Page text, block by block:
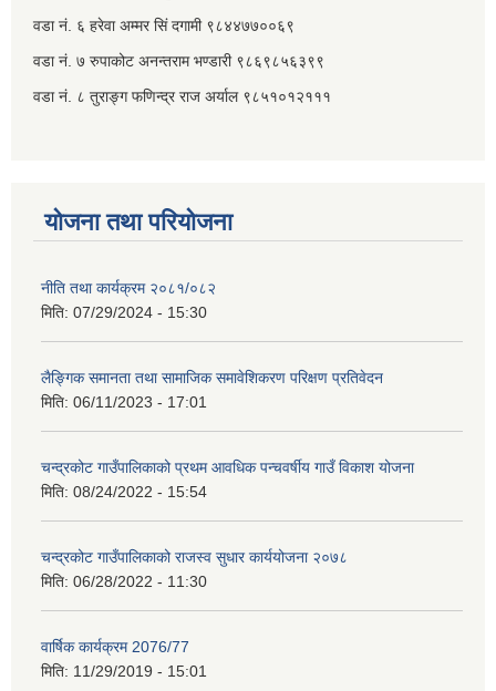
वडा नं. ६ हरेवा अम्मर सिं दगामी​ ९८४४७७००६९
वडा नं. ७ ‌‍रुपाकोट अनन्तराम भण्डारी ९८६९८५६३९९
वडा नं. ८ तुराङ्ग फणिन्द्र राज अर्याल ९८५१०१२१११
योजना तथा परियोजना
नीति तथा कार्यक्रम २०८१/०८२
मिति: 07/29/2024 - 15:30
लैङ्गिक समानता तथा सामाजिक समावेशिकरण परिक्षण प्रतिवेदन
मिति: 06/11/2023 - 17:01
चन्द्रकोट गाउँपालिकाको प्रथम आवधिक पन्चवर्षीय गाउँ विकाश योजना
मिति: 08/24/2022 - 15:54
चन्द्रकोट गाउँपालिकाको राजस्व सुधार कार्ययोजना २०७८
मिति: 06/28/2022 - 11:30
वार्षिक कार्यक्रम 2076/77
मिति: 11/29/2019 - 15:01